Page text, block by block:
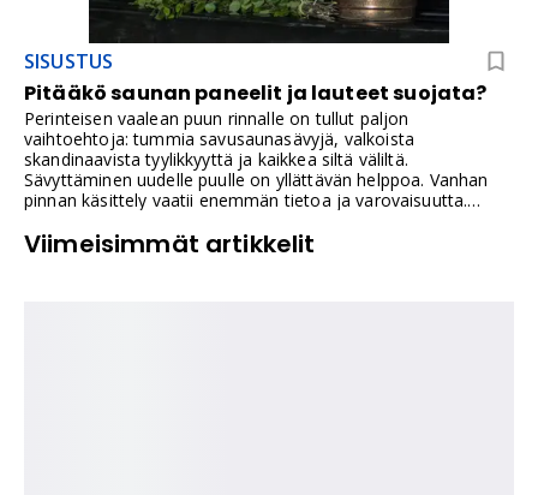
SISUSTUS
Pitääkö saunan paneelit ja lauteet suojata?
Perinteisen vaalean puun rinnalle on tullut paljon
vaihtoehtoja: tummia savusaunasävyjä, valkoista
skandinaavista tyylikkyyttä ja kaikkea siltä väliltä.
Sävyttäminen uudelle puulle on yllättävän helppoa. Vanhan
pinnan käsittely vaatii enemmän tietoa ja varovaisuutta.
myyntiurani varrelta.
Viimeisimmät artikkelit